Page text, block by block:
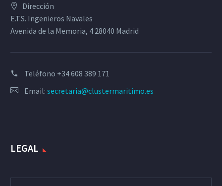
Dirección
E.T.S. Ingenieros Navales
Avenida de la Memoria, 4 28040 Madrid
Teléfono +34 608 389 171
Email: secretaria@clustermaritimo.es
LEGAL